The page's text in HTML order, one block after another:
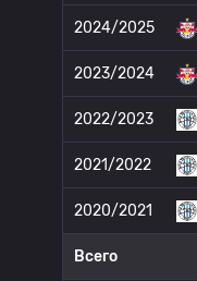
2024/2025
2023/2024
2022/2023
2021/2022
2020/2021
Всего